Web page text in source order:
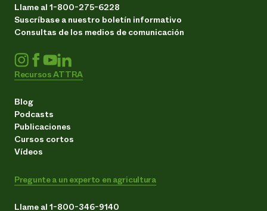
Llame al 1-800-275-6228
Suscríbase a nuestro boletín informativo
Consultas de los medios de comunicación
Recursos ATTRA
Blog
Podcasts
Publicaciones
Cursos cortos
Vídeos
Pregunte a un experto en agricultura
Llame al 1-800-346-9140